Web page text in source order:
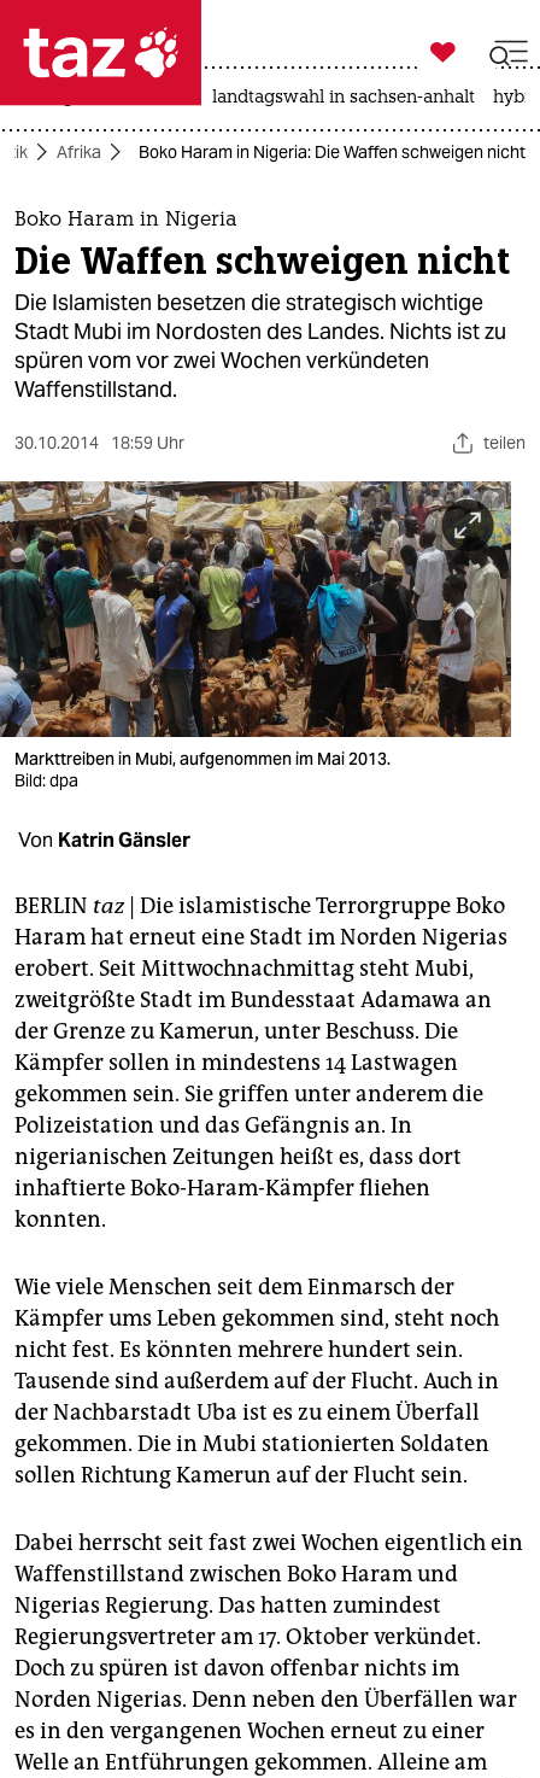
 taz zahl ich
taz zahl ich
themen
politik
öko
gesellschaft
kultur
sport
berlin
nord
wahrheit
verlag
verlag
shop
fragen & hilfe
unterstützen
abo
genossenschaft
epaper login

taz zahl ich
landtagswahl in sachsen-anhalt
Afrika Boko Haram in Nigeria: Die Waffen schweigen nicht
Boko Haram in Nigeria
Die Waffen schweigen nicht
Die Islamisten besetzen die strategisch wichtige
Stadt Mubi im Nordosten des Landes. Nichts ist zu
spüren vom vor zwei Wochen verkündeten
Waffenstillstand.
30.10.2014 18:59 Uhr teilen
Markttreiben in Mubi, aufgenommen im Mai 2013.
Bild: dpa
Von Katrin Gänsler
BERLIN taz| Die islamistische Terrorgruppe Boko
Haram hat erneut eine Stadt im Norden Nigerias
erobert. Seit Mittwochnachmittag steht Mubi,
zweitgrößte Stadt im Bundesstaat Adamawa an
der Grenze zu Kamerun, unter Beschuss. Die
Kämpfer sollen in mindestens 14 Lastwagen
gekommen sein. Sie griffen unter anderem die
Polizeistation und das Gefängnis an. In
nigerianischen Zeitungen heißt es, dass dort
inhaftierte Boko-Haram-Kämpfer fliehen
konnten.
Wie viele Menschen seit dem Einmarsch der
Kämpfer ums Leben gekommen sind, steht noch
nicht fest. Es könnten mehrere hundert sein.
Tausende sind außerdem auf der Flucht. Auch in
der Nachbarstadt Uba ist es zu einem Überfall
gekommen. Die in Mubi stationierten Soldaten
sollen Richtung Kamerun auf der Flucht sein.
Dabei herrscht seit fast zwei Wochen eigentlich ein
Waffenstillstand zwischen Boko Haram und
Nigerias Regierung. Das hatten zumindest
Regierungsvertreter am 17. Oktober verkündet.
Doch zu spüren ist davon offenbar nichts im
Norden Nigerias. Denn neben den Überfällen war
es in den vergangenen Wochen erneut zu einer
Welle an Entführungen gekommen. Alleine am